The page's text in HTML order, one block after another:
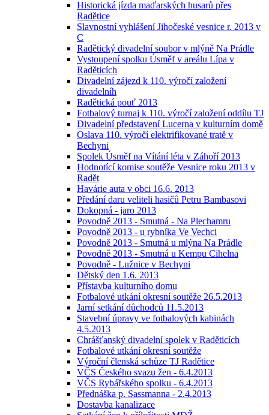
Historická jízda maďarských husarů přes
Radětice
Slavnostní vyhlášení Jihočeské vesnice r. 2013 v
C
Radětický divadelní soubor v mlýně Na Prádle
Vystoupení spolku Úsměf v areálu Lípa v
Raděticích
Divadelní zájezd k 110. výročí založení
divadelníh
Radětická pouť 2013
Fotbalový turnaj k 110. výročí založení oddílu TJ
Divadelní představení Lucerna v kulturním domě
Oslava 110. výročí elektrifikované tratě v
Bechyni
Spolek Úsměf na Vítání léta v Záhoří 2013
Hodnotící komise soutěže Vesnice roku 2013 v
Radět
Havárie auta v obci 16.6. 2013
Předání daru veliteli hasičů Petru Bambasovi
Dokopná - jaro 2013
Povodně 2013 - Smutná - Na Plechamru
Povodně 2013 - u rybníka Ve Vechci
Povodně 2013 - Smutná u mlýna Na Prádle
Povodně 2013 - Smutná u Kempu Cihelna
Povodně - Lužnice v Bechyni
Dětský den 1.6. 2013
Přístavba kulturního domu
Fotbalové utkání okresní soutěže 26.5.2013
Jarní setkání důchodců 11.5.2013
Stavební úpravy ve fotbalových kabinách
4.5.2013
Chrášťanský divadelní spolek v Raděticích
Fotbalové utkání okresní soutěže
Výroční členská schůze TJ Radětice
VČS Českého svazu žen - 6.4.2013
VČS Rybářského spolku - 6.4.2013
Přednáška p. Sassmanna - 2.4.2013
Dostavba kanalizace